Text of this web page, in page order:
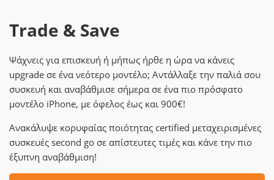
Trade & Save
Ψάχνεις για επισκευή ή μήπως ήρθε η ώρα να κάνεις
upgrade σε ένα νεότερο μοντέλο; Αντάλλαξε την παλιά σου
συσκευή και αναβάθμισε σήμερα σε ένα πιο πρόσφατο
μοντέλο iPhone, με όφελος έως και 900€!
Ανακάλυψε κορυφαίας ποιότητας certified μεταχειρισμένες
συσκευές second go σε απίστευτες τιμές και κάνε την πιο
έξυπνη αναβάθμιση!